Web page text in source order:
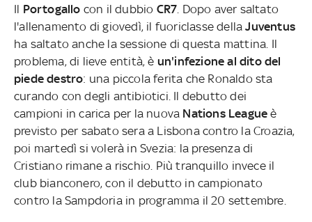
Il Portogallo con il dubbio CR7 . Dopo aver saltato
l'allenamento di giovedì, il fuoriclasse dellaJuventus
ha saltato anche la sessione di questa mattina. Il
problema, di lieve entità, è un'infezione al dito del
piede destro: una piccola ferita che Ronaldo sta
curando con degli antibiotici. Il debutto dei
campioni in carica per la nuova Nations League è
previsto per sabato sera a Lisbona contro la Croazia,
poi martedì si volerà in Svezia: la presenza di
Cristiano rimane a rischio. Più tranquillo invece il
club bianconero, con il debutto in campionato
contro la Sampdoria in programma il 20 settembre.